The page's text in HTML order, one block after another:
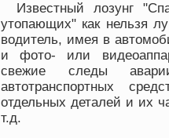
Известный лозунг
утопающих" как нельзя
водитель, имея в
и фото- или
свежие следы
автотранспортных
отдельных деталей и их
т.д.